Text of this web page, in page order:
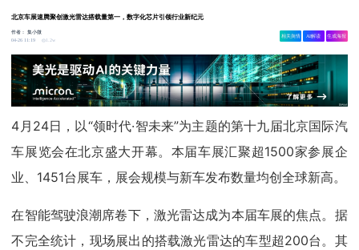
北京车展速腾聚创激光雷达搭载量第一，数字化芯片引领行业新纪元
作者：集小微
04-26 11:19
1.2w
相关舆情 AI解读 生成海报
4月24日，以“领时代·智未来”为主题的第十九届北京国际汽
车展览会在北京盛大开幕。本届车展汇聚超1500家参展企
业、1451台展车，展会规模与新车发布数量均创全球新高。
在智能驾驶浪潮席卷下，激光雷达成为本届车展的焦点。据
不完全统计，现场展出的搭载激光雷达的车型超200台。其